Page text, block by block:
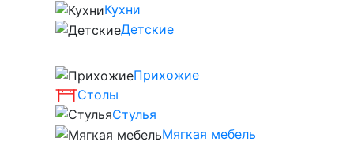
Кухни
Детские
Прихожие
Столы
Стулья
Мягкая мебель